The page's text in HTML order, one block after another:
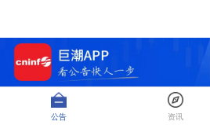
公告 资讯